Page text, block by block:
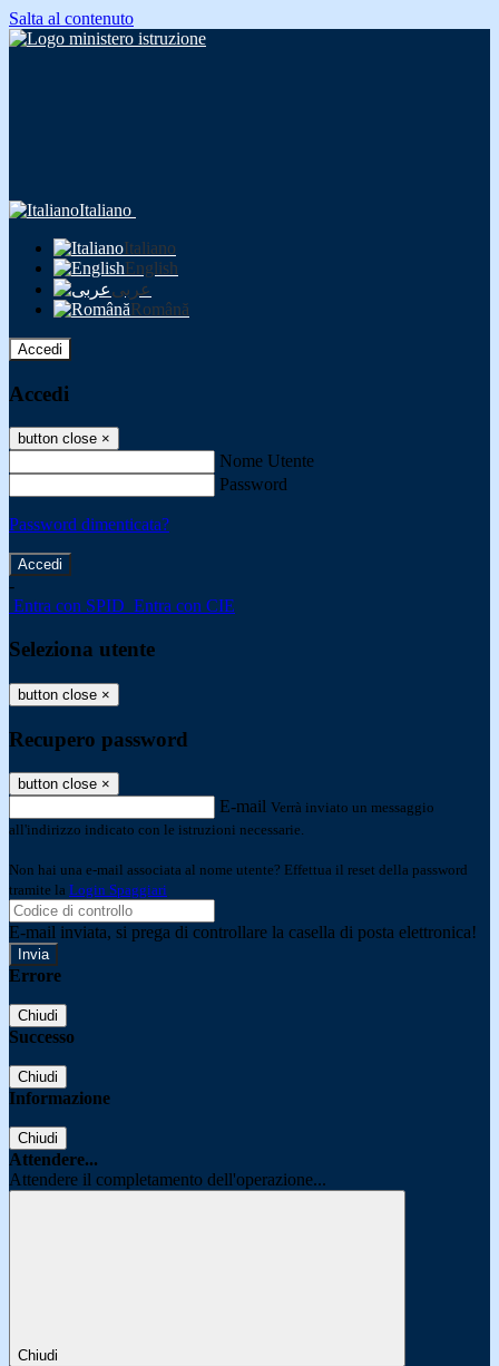
Salta al contenuto
Italiano
Italiano
English
عربى
Română
Accedi
Accedi
button close ×
Nome Utente
Password
Password dimenticata?
-
Entra con SPID Entra con CIE
Seleziona utente
button close ×
Recupero password
button close ×
E-mail Verrà inviato un messaggio
all'indirizzo indicato con le istruzioni necessarie.
Non hai una e-mail associata al nome utente? Effettua il reset della password
tramite la Login Spaggiari
E-mail inviata, si prega di controllare la casella di posta elettronica!
Errore
Chiudi
Successo
Chiudi
Informazione
Chiudi
Attendere...
Attendere il completamento dell'operazione...
Chiudi